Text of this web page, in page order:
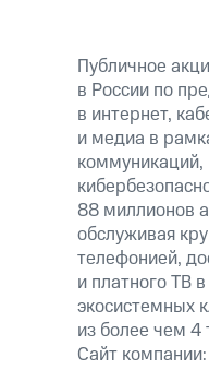
Публичное
в России по
в интернет,
и медиа в
88 миллионов
обслуживая
телефонией,
и платного ТВ
экосистемных
из более чем 4
Сайт компании: